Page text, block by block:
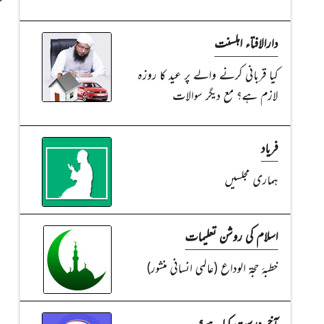
دارالافتاء اہلسنت
کیا قربانی کرنے والے پر عید کا روزہ
لازم ہے؟ مع دیگر سوالات
فریاد
ہماری مجلسیں
اسلام کی روشن تعلیمات
خطبۂ حجۃ الوداع (عالمی انسانی منشور)